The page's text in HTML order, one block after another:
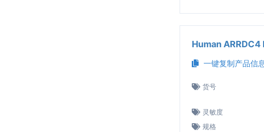
Human ARRDC4
一键复制产品信
货号
灵敏度
规格